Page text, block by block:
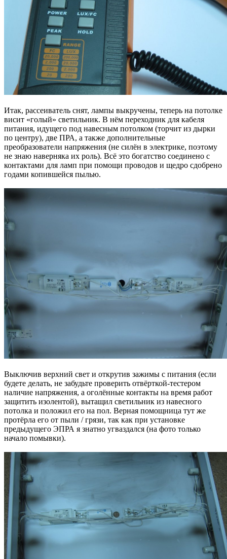
Итак, рассеиватель снят, лампы выкручены, теперь на потолке
висит «голый» светильник. В нём переходник для кабеля
питания, идущего под навесным потолком (торчит из дырки
по центру), две ПРА, а также дополнительные
преобразователи напряжения (не силён в электрике, поэтому
не знаю наверняка их роль). Всё это богатство соединено с
контактами для ламп при помощи проводов и щедро сдобрено
годами копившейся пылью.
Выключив верхний свет и открутив зажимы с питания (если
будете делать, не забудьте проверить отвёрткой-тестером
наличие напряжения, а оголённые контакты на время работ
защитить изолентой), вытащил светильник из навесного
потолка и положил его на пол. Верная помощница тут же
протёрла его от пыли / грязи, так как при установке
предыдущего ЭПРА я знатно угваздался (на фото только
начало помывки).